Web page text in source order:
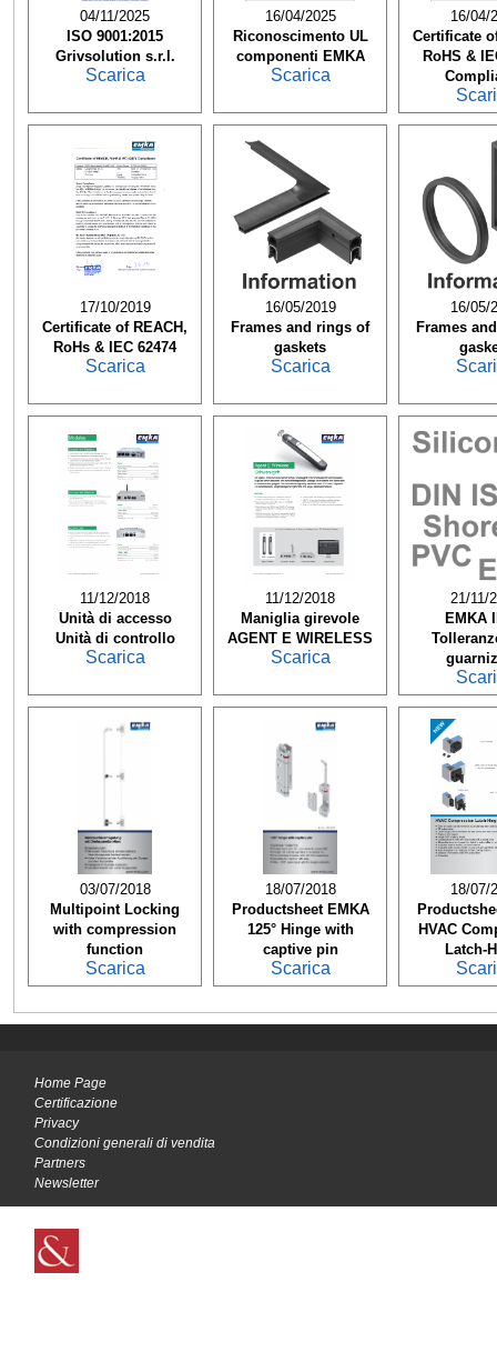
04/11/2025
ISO 9001:2015
Grivsolution s.r.l.
Scarica
16/04/2025
Riconoscimento UL
componenti EMKA
Scarica
16/04/
Certificate
RoHS &
17/10/2019
Certificate of REACH,
RoHs & IEC 62474
Scarica
16/05/2019
Frames and rings of
gaskets
Scarica
16/05/
Frames
11/12/2018
Unità di accesso
Unità di controllo
Scarica
11/12/2018
Maniglia girevole
AGENT E WIRELESS
Scarica
21/11/
EMKA
03/07/2018
Multipoint Locking
with compression
function
Scarica
18/07/2018
Productsheet EMKA
125° Hinge with
captive pin
Scarica
18/07/
HVAC
Latch-
Home Page
Certificazione
Privacy
Condizioni generali di vendita
Partners
Newsletter